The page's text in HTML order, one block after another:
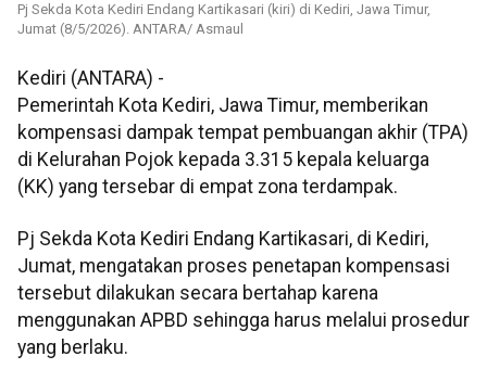
Pj Sekda Kota Kediri Endang Kartikasari (kiri) di Kediri, Jawa Timur,
Jumat (8/5/2026). ANTARA/ Asmaul
Kediri (ANTARA) -
Pemerintah Kota Kediri, Jawa Timur, memberikan
kompensasi dampak tempat pembuangan akhir (TPA)
di Kelurahan Pojok kepada 3.315 kepala keluarga
(KK) yang tersebar di empat zona terdampak.
Pj Sekda Kota Kediri Endang Kartikasari, di Kediri,
Jumat, mengatakan proses penetapan kompensasi
tersebut dilakukan secara bertahap karena
menggunakan APBD sehingga harus melalui prosedur
yang berlaku.